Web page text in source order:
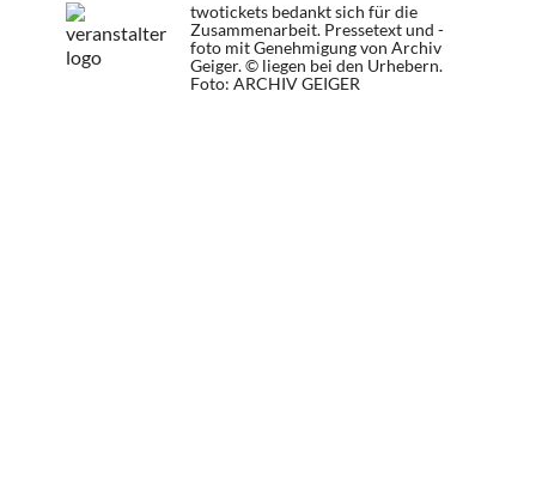
twotickets bedankt sich für die
Zusammenarbeit. Pressetext und -
foto mit Genehmigung von Archiv
Geiger. © liegen bei den Urhebern.
Foto: ARCHIV GEIGER